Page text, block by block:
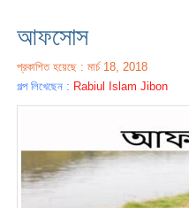
আফসোস
প্রকাশিত হয়েছে : মার্চ 18, 2018
গল্প লিখেছেন : Rabiul Islam Jibon